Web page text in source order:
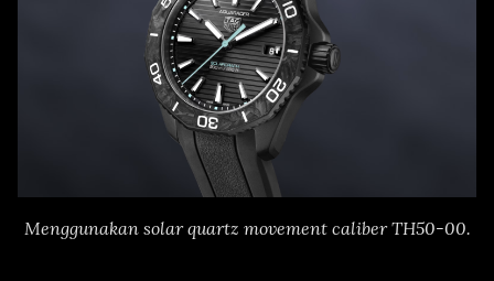
Menggunakan solar quartz movement caliber TH50-00.